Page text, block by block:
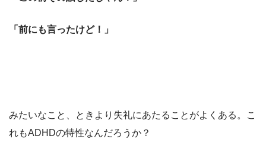
「前にも言ったけど！」
みたいなこと、ときより失礼にあたることがよくある。こ
れもADHDの特性なんだろうか？